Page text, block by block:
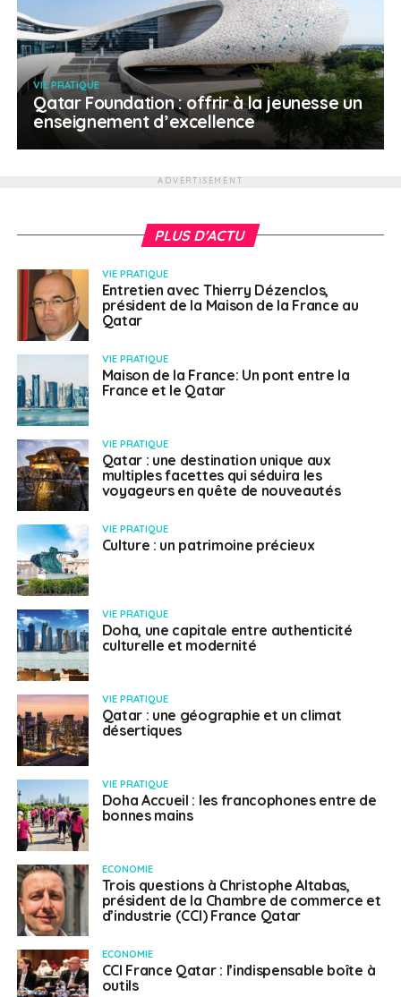
VIE PRATIQUE
Qatar Foundation : offrir à la jeunesse un
enseignement d’excellence
ADVERTISEMENT
PLUS D'ACTU
VIE PRATIQUE
Entretien avec Thierry Dézenclos,
président de la Maison de la France au
Qatar
VIE PRATIQUE
Maison de la France: Un pont entre la
France et le Qatar
VIE PRATIQUE
Qatar : une destination unique aux
multiples facettes qui séduira les
voyageurs en quête de nouveautés
VIE PRATIQUE
Culture : un patrimoine précieux
VIE PRATIQUE
Doha, une capitale entre authenticité
culturelle et modernité
VIE PRATIQUE
Qatar : une géographie et un climat
désertiques
VIE PRATIQUE
Doha Accueil : les francophones entre de
bonnes mains
ECONOMIE
Trois questions à Christophe Altabas,
président de la Chambre de commerce et
d’industrie (CCI) France Qatar
ECONOMIE
CCI France Qatar : l’indispensable boîte à
outils